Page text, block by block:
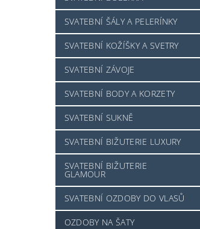
SVATEBNÍ ŠÁLY A PELERÍNKY
SVATEBNÍ KOŽÍŠKY A SVETRY
SVATEBNÍ ZÁVOJE
SVATEBNÍ BODY A KORZETY
SVATEBNÍ SUKNĚ
SVATEBNÍ BIŽUTERIE LUXURY
SVATEBNÍ BIŽUTERIE
GLAMOUR
SVATEBNÍ OZDOBY DO VLASŮ
OZDOBY NA ŠATY